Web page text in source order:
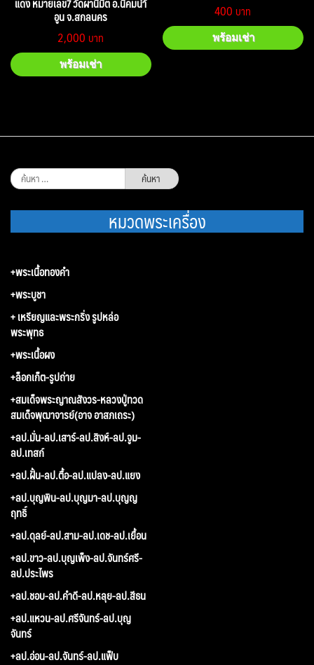
อูน จ.สกลนคร
2,000
พร้อมเช่า
400
พร้อมเช่า
ค้นหา
สำหรับ:
หมวดพระเครื่อง
+พระเนื้อทองคำ
+พระบูชา
+ เหรียญและพระกริ่ง รูปหล่อ
พระพุทธ
+พระเนื้อผง
+ล็อกเก็ต-รูปถ่าย
+สมเด็จพระญาณสังวร-หลวงปู่ทวด
สมเด็จพุฒาจารย์(อาจ อาสภเถระ)
+ลป.มั่น-ลป.เสาร์-ลป.สิงห์-ลป.จูม-
ลป.เทสก์
+ลป.ฝั้น-ลป.ตื้อ-ลป.แปลง-ลป.แยง
+ลป.บุญพิน-ลป.บุญมา-ลป.บุญญ
ฤทธิ์
+ลป.ดุลย์-ลป.สาม-ลป.เดช-ลป.เยื้อน
+ลป.ขาว-ลป.บุญเพ็ง-ลป.จันทร์ศรี-
ลป.ประไพร
+ลป.ชอบ-ลป.คำดี-ลป.หลุย-ลป.สีธน
+ลป.แหวน-ลป.ศรีจันทร์-ลป.บุญ
จันทร์
+ลป.อ่อน-ลป.จันทร์-ลป.แฟ็บ